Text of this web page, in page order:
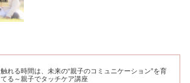
触れる時間は、未来の“親子のコミュニケーション”を育
てる～親子でタッチケア講座